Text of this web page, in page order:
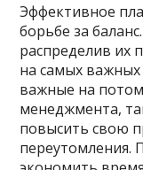
Эффективное
борьбе за
распределив их
на самых важных
важные на
менеджмента,
повысить свою
переутомления.